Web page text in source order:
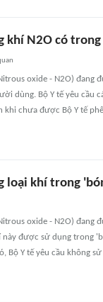
khí N2O có
oxide - N2O) đang
dùng. Bộ Y tế yêu cầu
khi chưa được Bộ Y tế
loại khí trong
oxide - N2O) đang
này được sử dụng trong
Bộ Y tế yêu cầu không